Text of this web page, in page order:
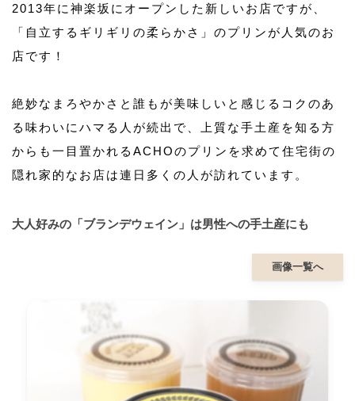
2013年に神楽坂にオープンした新しいお店ですが、
「自立するギリギリの柔らかさ」のプリンが人気のお
店です！
絶妙なまろやかさと誰もが美味しいと感じるコクのあ
る味わいにハマる人が続出で、上質な手土産を知る方
からも一目置かれるACHOのプリンを求めて住宅街の
隠れ家的なお店は連日多くの人が訪れています。
大人好みの「ブランデウェイン」は男性への手土産にも
画像一覧へ